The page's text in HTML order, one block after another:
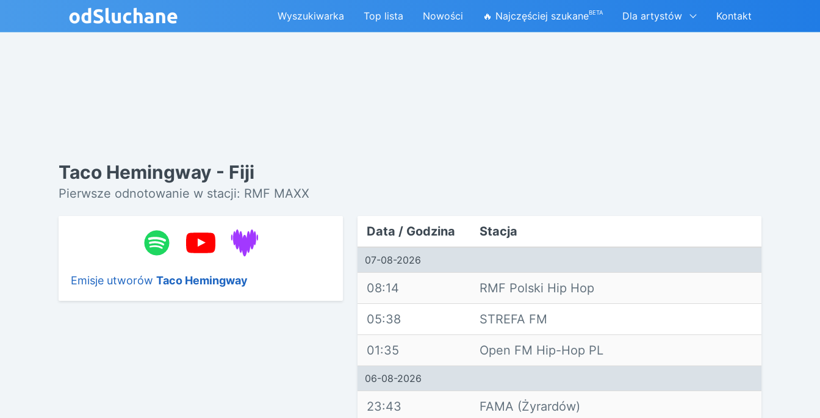
Wyszukiwarka Top lista Nowości 🔥 Najczęściej szukaneBETA Dla artystów Kontakt
Taco Hemingway - Fiji
Pierwsze odnotowanie w stacji: RMF MAXX
Emisje utworów Taco Hemingway
Data / Godzina Stacja
07-08-2026
08:14 RMF Polski Hip Hop
05:38 STREFA FM
01:35 Open FM Hip-Hop PL
06-08-2026
23:43 FAMA (Żyrardów)